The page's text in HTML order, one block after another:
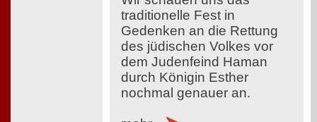
traditionelle Fest in
Gedenken an die Rettung
des jüdischen Volkes vor
dem Judenfeind Haman
durch Königin Esther
nochmal genauer an.